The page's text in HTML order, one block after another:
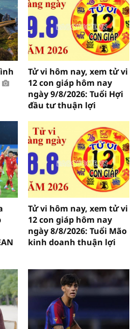
Tử vi hôm nay, xem tử vi
12 con giáp hôm nay
ngày 9/8/2026: Tuổi Hợi
đầu tư thuận lợi
Tử vi hôm nay, xem tử vi
12 con giáp hôm nay
ngày 8/8/2026: Tuổi Mão
kinh doanh thuận lợi